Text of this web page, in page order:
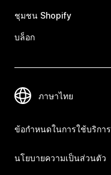
ชุมชน Shopify
บล็อก
ข้อกำหนดในการใช้บริการ
นโยบายความเป็นส่วนตัว